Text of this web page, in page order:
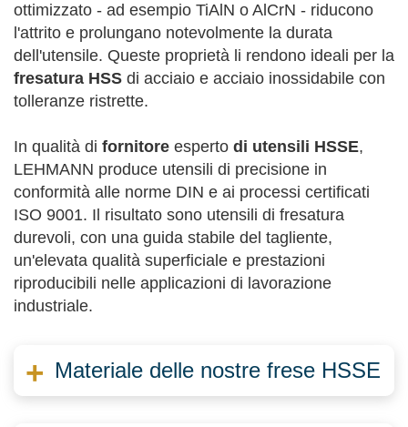
ottimizzato - ad esempio TiAlN o AlCrN - riducono
l'attrito e prolungano notevolmente la durata
dell'utensile. Queste proprietà li rendono ideali per la
fresatura HSS di acciaio e acciaio inossidabile con
tolleranze ristrette.
In qualità di fornitore esperto di utensili HSSE,
LEHMANN produce utensili di precisione in
conformità alle norme DIN e ai processi certificati
ISO 9001. Il risultato sono utensili di fresatura
durevoli, con una guida stabile del tagliente,
un'elevata qualità superficiale e prestazioni
riproducibili nelle applicazioni di lavorazione
industriale.
Materiale delle nostre frese HSSE